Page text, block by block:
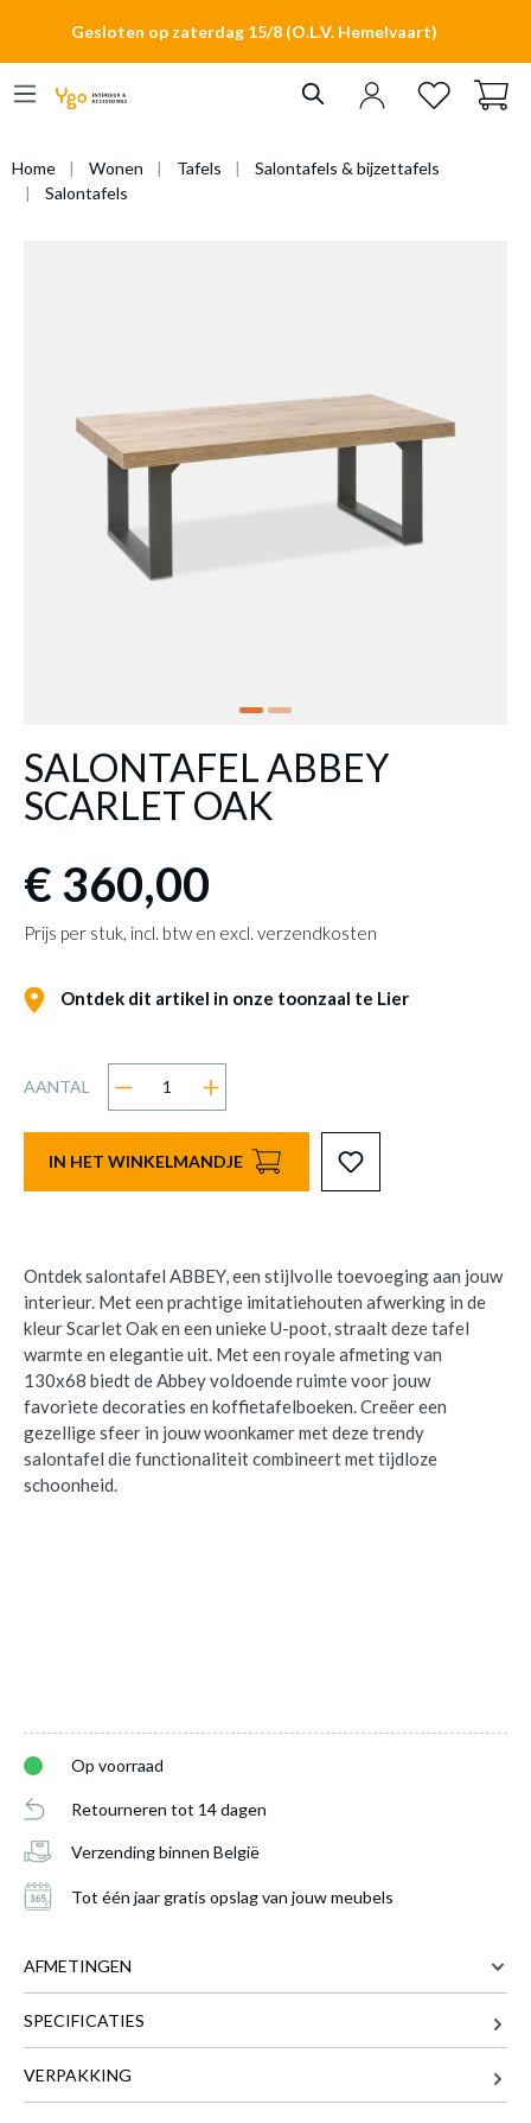
Gesloten op zaterdag 15/8 (O.L.V. Hemelvaart)
Home Wonen Tafels
Salontafels & bijzettafels
Salontafels
SALONTAFEL ABBEY
SCARLET OAK
€ 360,00
Prijs per stuk, incl. btw en excl. verzendkosten
Ontdek dit artikel in onze toonzaal te Lier
AANTAL
IN HET WINKELMANDJE
Ontdek salontafel ABBEY, een stijlvolle toevoeging aan jouw
interieur. Met een prachtige imitatiehouten afwerking in de
kleur Scarlet Oak en een unieke U-poot, straalt deze tafel
warmte en elegantie uit. Met een royale afmeting van
130x68 biedt de Abbey voldoende ruimte voor jouw
favoriete decoraties en koffietafelboeken. Creëer een
gezellige sfeer in jouw woonkamer met deze trendy
salontafel die functionaliteit combineert met tijdloze
schoonheid.
Op voorraad
Retourneren tot 14 dagen
Verzending binnen België
Tot één jaar gratis opslag van jouw meubels
AFMETINGEN
DIEPTE
LENGTE 130 cm
SPECIFICATIES
VERPAKKINGSalontafel ABBEY Scarlet Oak